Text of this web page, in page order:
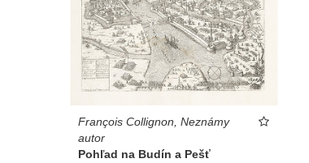
François Collignon, Neznámy
autor
Pohľad na Budín a Pešť